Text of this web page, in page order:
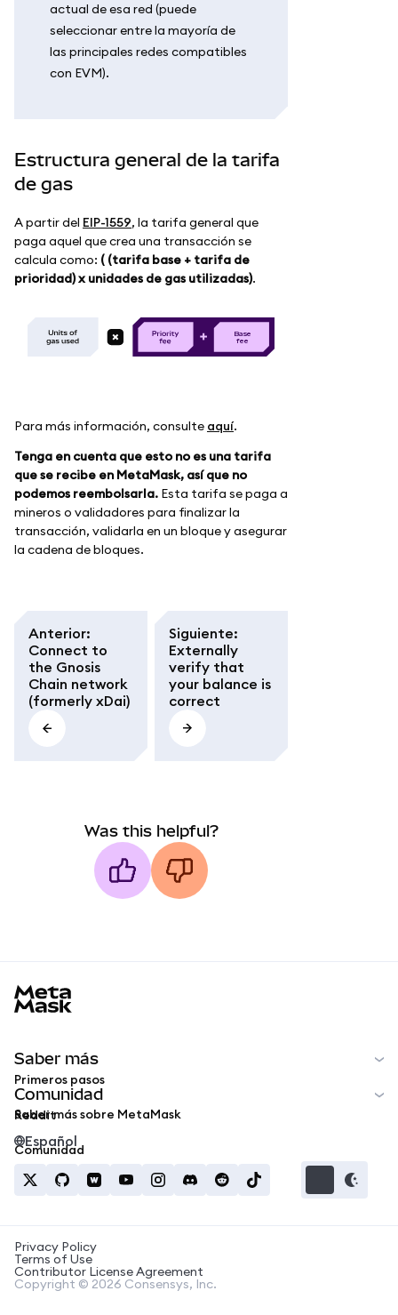
actual de esa red (puede
seleccionar entre la mayoría de
las principales redes compatibles
con EVM).
Estructura general de la tarifa
de gas
A partir del EIP-1559, la tarifa general que
paga aquel que crea una transacción se
calcula como: ( (tarifa base + tarifa de
prioridad) x unidades de gas utilizadas).
Base
fee
Para más información, consulte aquí.
Tenga en cuenta que esto no es una tarifa
que se recibe en MetaMask, así que no
podemos reembolsarla. Esta tarifa se paga a
mineros o validadores para finalizar la
transacción, validarla en un bloque y asegurar
la cadena de bloques.
Anterior:
Connect to
the Gnosis
Chain network
(formerly xDai)
Siguiente:
Externally
verify that
your balance is
correct
Was this helpful?
Saber más
Primeros pasos
Saber más sobre MetaMask
Comunidad
Reddit
Comunidad
Español
Privacy Policy
Terms of Use
Contributor License Agreement
Copyright © 2026 Consensys, Inc.